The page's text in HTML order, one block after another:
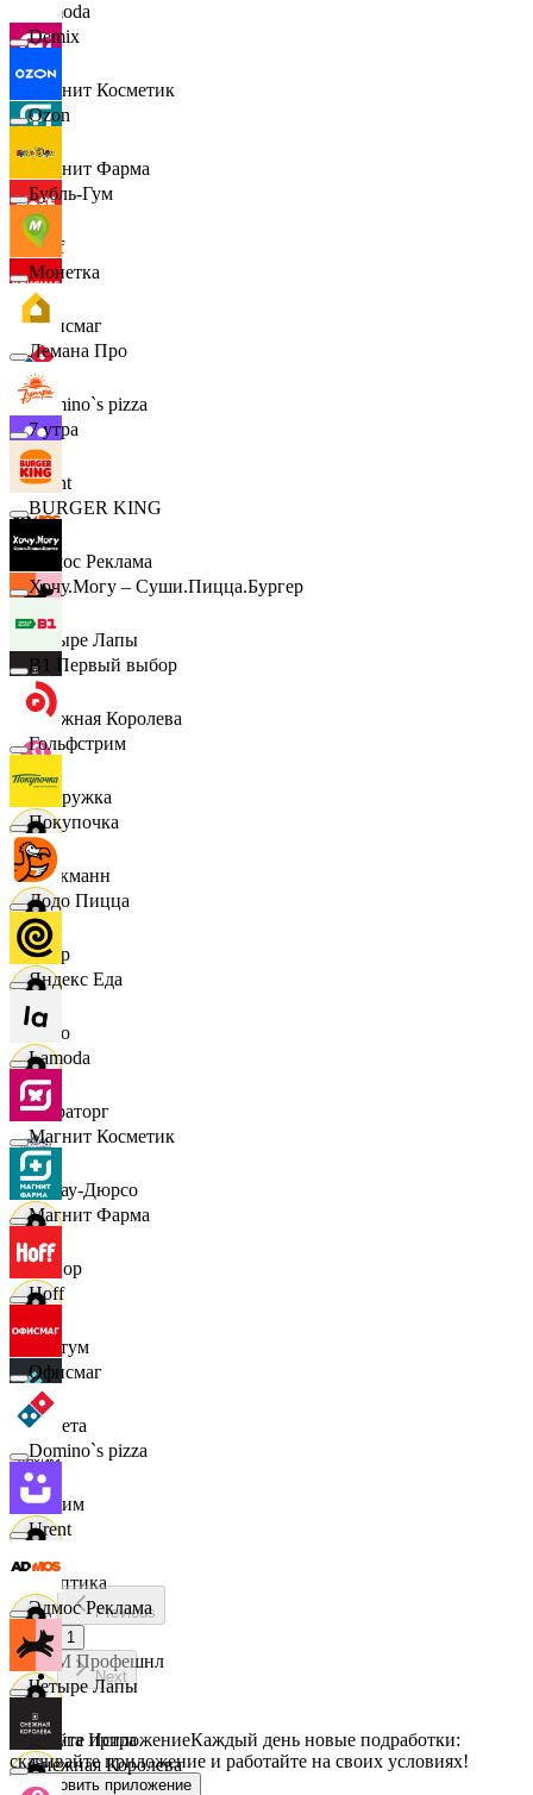
Lamoda
Магнит Косметик
Магнит Фарма
Hoff
Офисмаг
Domino`s pizza
Urent
Эдмос Реклама
Четыре Лапы
Снежная Королева
Подружка
Стокманн
Cпар
demo
Мираторг
Абрау-Дюрсо
Авиор
Альтум
Аркета
Архим
Асептика
АСМ Профешнл
Белуга Истра
Demix
Ozon
Бубль-Гум
Монетка
Лемана Про
7 утра
BURGER KING
Хочу.Могу – Суши.Пицца.Бургер
B1 Первый выбор
Гольфстрим
Покупочка
Додо Пицца
Яндекс Еда
Lamoda
Магнит Косметик
Магнит Фарма
Hoff
Офисмаг
Domino`s pizza
Urent
Эдмос Реклама
Четыре Лапы
Снежная Королева
Previous
1
Next
Скачайте приложениеКаждый день новые подработки:
скачивайте приложение и работайте на своих условиях!
Установить приложение